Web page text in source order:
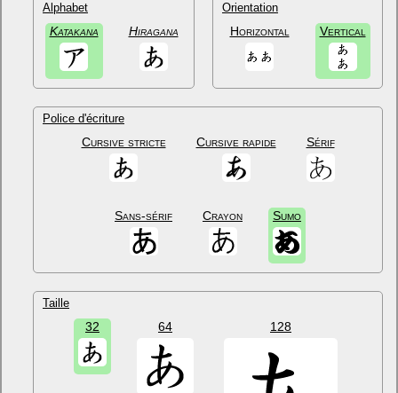
Alphabet
Katakana Hiragana
Orientation
Horizontal Vertical
Police d'écriture
Cursive stricte Cursive rapide Sérif
Sans-sérif Crayon Sumo
Taille
32 64 128